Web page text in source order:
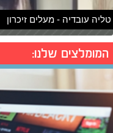
טליה עובדיה - מעלים זיכרון
המומלצים שלנו: